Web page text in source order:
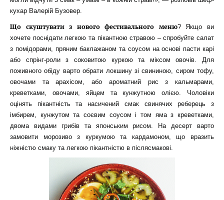
кухар Валерій Бузовер.
Що скуштувати з нового фестивального меню? Якщо ви
хочете поснідати легкою та пікантною стравою – спробуйте салат
з помідорами, пряним баклажаном та соусом на основі пасти карі
або спрінг-роли з соковитою куркою та міксом овочів. Для
поживного обіду варто обрати локшину зі свининою, сиром тофу,
овочами та арахісом, або ароматний рис з кальмарами,
креветками, овочами, яйцем та кунжутною олією. Чоловіки
оцінять пікантність та насичений смак свинячих реберець з
імбирем, кунжутом та соєвим соусом і том яма з креветками,
двома видами грибів та японським рисом. На десерт варто
замовити морозиво з куркумою та кардамоном, що вразить
ніжністю смаку та легкою пікантністю в післясмакові.